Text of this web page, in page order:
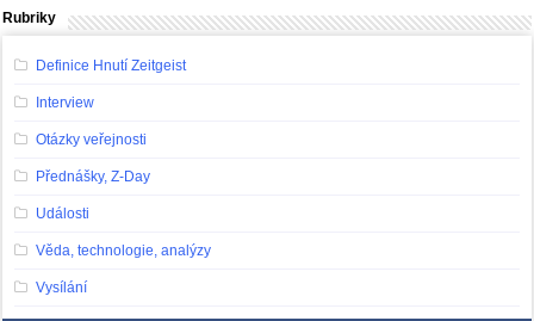
Rubriky
Definice Hnutí Zeitgeist
Interview
Otázky veřejnosti
Přednášky, Z-Day
Události
Věda, technologie, analýzy
Vysílání